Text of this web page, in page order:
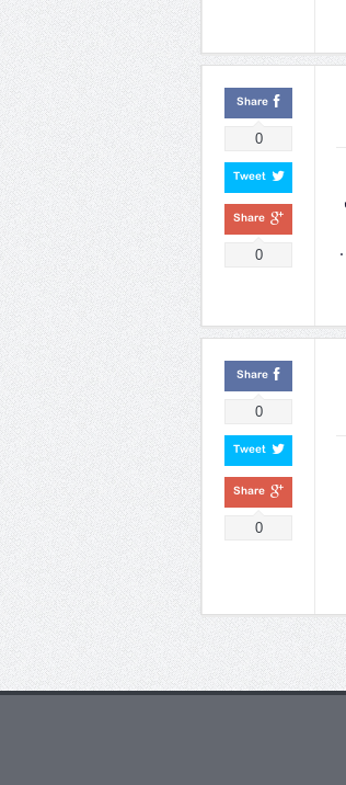
Share
0
Tweet
Share
0
Share
0
Tweet
Share
0